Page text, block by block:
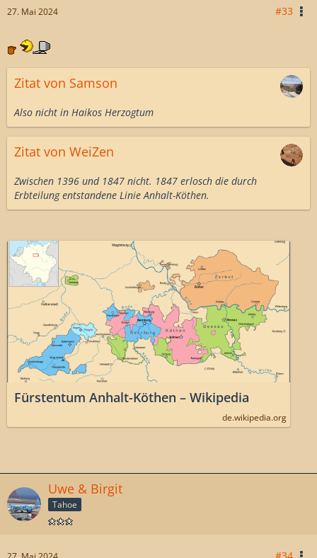
27. Mai 2024 #33
Zitat von Samson
Also nicht in Haikos Herzogtum
Zitat von WeiZen
Zwischen 1396 und 1847 nicht. 1847 erlosch die durch
Erbteilung entstandene Linie Anhalt-Köthen.
Fürstentum Anhalt-Köthen – Wikipedia
de.wikipedia.org
Uwe & Birgit
Tahoe